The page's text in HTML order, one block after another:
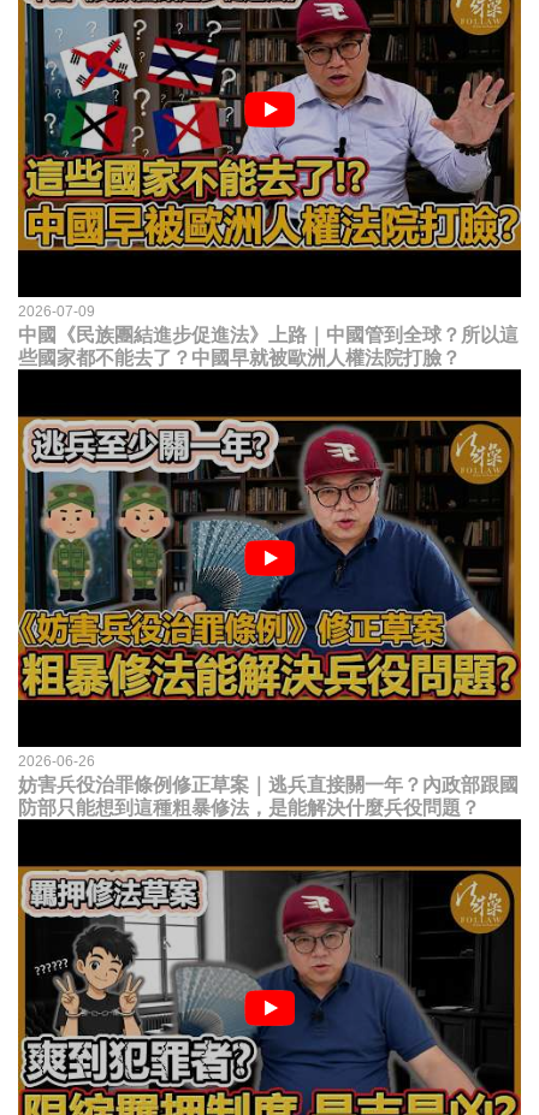
2026-07-09
中國《民族團結進步促進法》上路｜中國管到全球？所以這
些國家都不能去了？中國早就被歐洲人權法院打臉？
2026-06-26
妨害兵役治罪條例修正草案｜逃兵直接關一年？內政部跟國
防部只能想到這種粗暴修法，是能解決什麼兵役問題？